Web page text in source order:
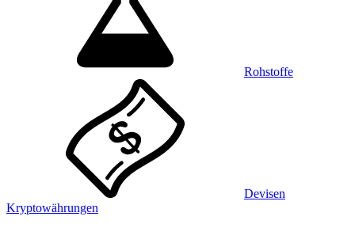
Rohstoffe
Devisen
Kryptowährungen